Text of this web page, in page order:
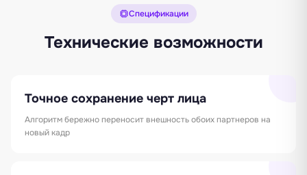
Спецификации
Технические возможности
Точное сохранение черт лица
Алгоритм бережно переносит внешность обоих партнеров на
новый кадр